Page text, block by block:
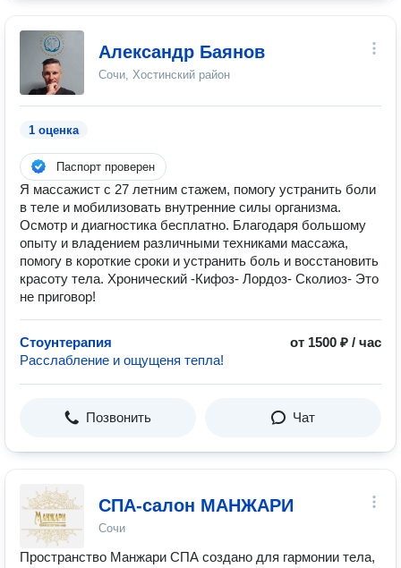
Александр Баянов
Сочи, Хостинский район
1 оценка
Паспорт проверен
Я массажист с 27 летним стажем, помогу устранить боли
в теле и мобилизовать внутренние силы организма.
Осмотр и диагностика бесплатно. Благодаря большому
опыту и владением различными техниками массажа,
помогу в короткие сроки и устранить боль и восстановить
красоту тела. Хронический -Кифоз- Лордоз- Сколиоз- Это
не приговор!
Стоунтерапия
от 1500 ₽ / час
Расслабление и ощущеня тепла!
Позвонить Чат
СПА-салон МАНЖАРИ
Сочи
Пространство Манжари СПА создано для гармонии тела,